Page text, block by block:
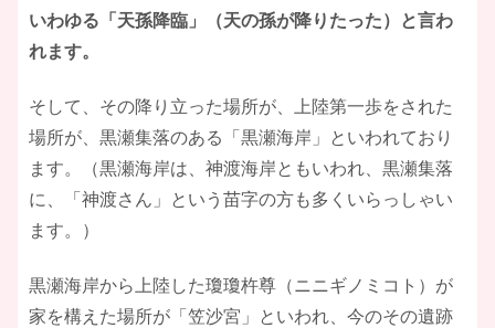
いわゆる「天孫降臨」（天の孫が降りたった）と言わ
れます。
そして、その降り立った場所が、上陸第一歩をされた
場所が、黒瀬集落のある「黒瀬海岸」といわれており
ます。（黒瀬海岸は、神渡海岸ともいわれ、黒瀬集落
に、「神渡さん」という苗字の方も多くいらっしゃい
ます。）
黒瀬海岸から上陸した瓊瓊杵尊（ニニギノミコト）が
家を構えた場所が「笠沙宮」といわれ、今のその遺跡